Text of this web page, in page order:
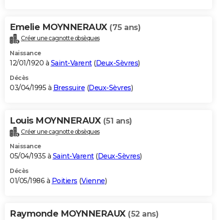
Emelie MOYNNERAUX (75 ans)
Créer une cagnotte obsèques
Naissance
12/01/1920 à Saint-Varent(Deux-Sèvres)
Décès
03/04/1995 à Bressuire (Deux-Sèvres)
Louis MOYNNERAUX (51 ans)
Créer une cagnotte obsèques
Naissance
05/04/1935 à Saint-Varent(Deux-Sèvres)
Décès
01/05/1986 à Poitiers (Vienne)
Raymonde MOYNNERAUX (52 ans)